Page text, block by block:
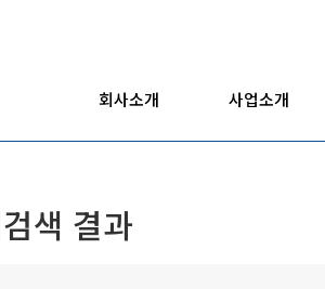
회사소개 사업소개
색 결과